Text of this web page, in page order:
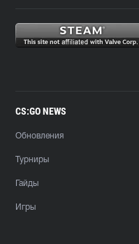
CS:GO NEWS
Обновления
Турниры
Гайды
Игры